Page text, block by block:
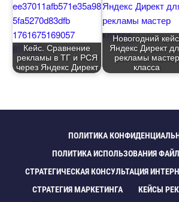
Кейс. Сравнение
рекламы в ТГ и РСЯ
через Яндекс Директ
Новогодний
Яндекс Директ
рекламы мастер
класса
ПОЛИТИКА
ПОЛИТИКА ИСПОЛЬЗОВАНИЯ
СТРАТЕГИЧЕСКАЯ КОНСУЛЬТАЦИЯ
СТРАТЕГИЯ МАРКЕТИНГА
КЕЙСЫ